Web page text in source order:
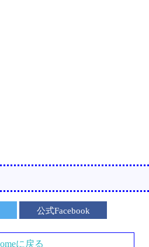
公式Facebook
に戻る